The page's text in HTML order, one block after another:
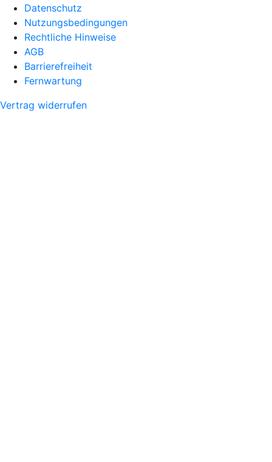
Datenschutz
Nutzungsbedingungen
Rechtliche Hinweise
AGB
Barrierefreiheit
Fernwartung
Vertrag widerrufen